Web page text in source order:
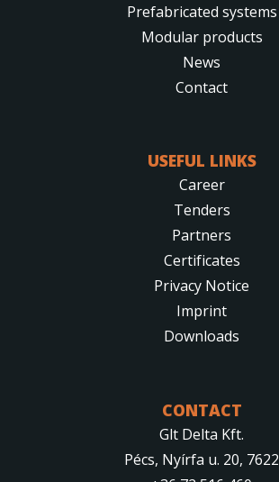
Prefabricated systems
Modular products
News
Contact
USEFUL LINKS
Career
Tenders
Partners
Certificates
Privacy Notice
Imprint
Downloads
CONTACT
Glt Delta Kft.
Pécs, Nyírfa u. 20, 7622